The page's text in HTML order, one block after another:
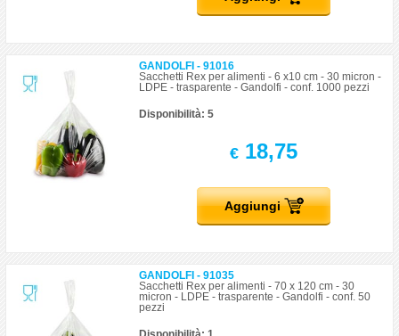
GANDOLFI - 91016
Sacchetti Rex per alimenti - 6 x10 cm - 30 micron -
LDPE - trasparente - Gandolfi - conf. 1000 pezzi
Disponibilità: 5
€18,75
Aggiungi
GANDOLFI - 91035
Sacchetti Rex per alimenti - 70 x 120 cm - 30
micron - LDPE - trasparente - Gandolfi - conf. 50
pezzi